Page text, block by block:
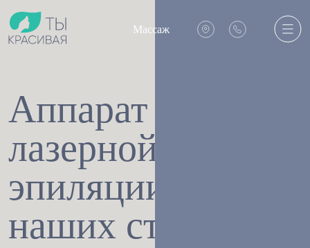
Массаж
Аппарат
лазерной
эпиляции в
наших студиях